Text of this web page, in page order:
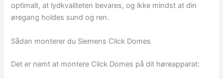
optimalt, at lydkvaliteten bevares, og ikke mindst at din
øregang holdes sund og ren.
Sådan monterer du Siemens Click Domes
Det er nemt at montere Click Domes på dit høreapparat: